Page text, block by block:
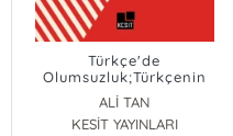
Türkçe'de
Olumsuzluk;Türkçenin
Tarihi ve Çağdaş
Lehçelerinde Olumsuzluğa
Dair İfadeler
ALİ TAN
KESİT YAYINLARI